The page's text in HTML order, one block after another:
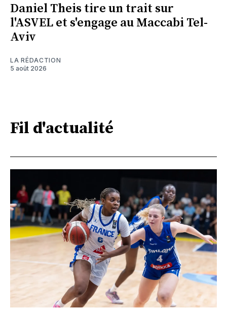
Daniel Theis tire un trait sur
l'ASVEL et s'engage au Maccabi Tel-
Aviv
LA RÉDACTION
5 août 2026
Fil d'actualité